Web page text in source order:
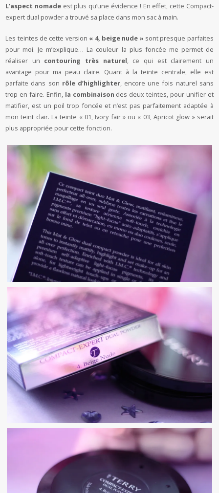
L’aspect nomadeest plus qu’une évidence ! En effet, cette Compact-
expert dual powder a trouvé sa place dans mon sac à main.
Les teintes de cette version « 4, beige nude » sont presque parfaites
pour moi. Je m’explique… La couleur la plus foncée me permet de
réaliser un contouring très naturel, ce qui est clairement un
avantage pour ma peau claire. Quant à la teinte centrale, elle est
parfaite dans son rôle d’highlighter, encore une fois naturel sans
trop en faire. Enfin, la combinaison des deux teintes, pour unifier et
matifier, est un poil trop foncée et n’est pas parfaitement adaptée à
mon teint clair. La teinte « 01, Ivory fair » ou « 03, Apricot glow » serait
plus appropriée pour cette fonction.